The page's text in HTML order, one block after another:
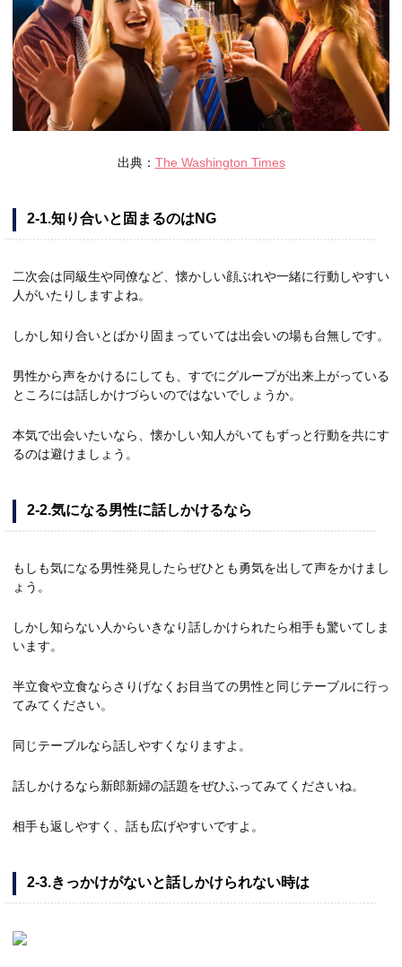
出典： The Washington Times
2-1.知り合いと固まるのはNG
二次会は同級生や同僚など、懐かしい顔ぶれや一緒に行動しやすい
人がいたりしますよね。
しかし知り合いとばかり固まっていては出会いの場も台無しです。
男性から声をかけるにしても、すでにグループが出来上がっている
ところには話しかけづらいのではないでしょうか。
本気で出会いたいなら、懐かしい知人がいてもずっと行動を共にす
るのは避けましょう。
2-2.気になる男性に話しかけるなら
もしも気になる男性発見したらぜひとも勇気を出して声をかけまし
ょう。
しかし知らない人からいきなり話しかけられたら相手も驚いてしま
います。
半立食や立食ならさりげなくお目当ての男性と同じテーブルに行っ
てみてください。
同じテーブルなら話しやすくなりますよ。
話しかけるなら新郎新婦の話題をぜひふってみてくださいね。
相手も返しやすく、話も広げやすいですよ。
2-3.きっかけがないと話しかけられない時は